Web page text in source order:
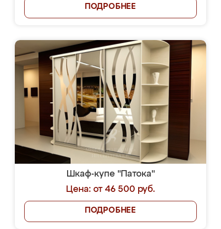
ПОДРОБНЕЕ
Шкаф-купе "Патока"
Цена: от 46 500 руб.
ПОДРОБНЕЕ